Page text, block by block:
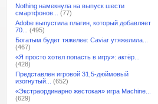
Nothing намекнула на выпуск шести
смартфонов...
(77)
Adobe выпустила плагин, который добавляет
70...
(495)
Богатым будет тяжелее: Caviar утяжелила...
(467)
«Я просто хотел попасть в игру»: актёр...
(428)
Представлен игровой 31,5-дюймовый
изогнутый...
(652)
«Экстраординарно жестокая» игра Machine...
(629)